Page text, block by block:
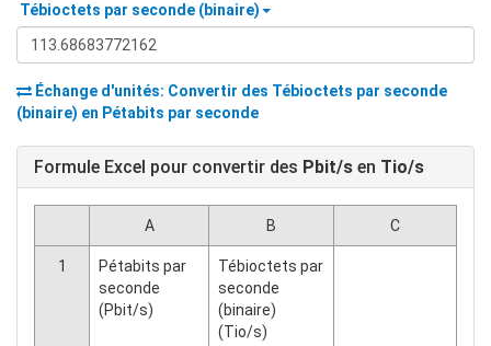
Tébioctets par seconde (binaire)
Échange d'unités: Convertir des Tébioctets par seconde
(binaire) en Pétabits par seconde
Formule Excel pour convertir des Pbit/s en Tio/s
A B C
1
Pétabits par
seconde
(Pbit/s)
Tébioctets par
seconde
(binaire)
(Tio/s)